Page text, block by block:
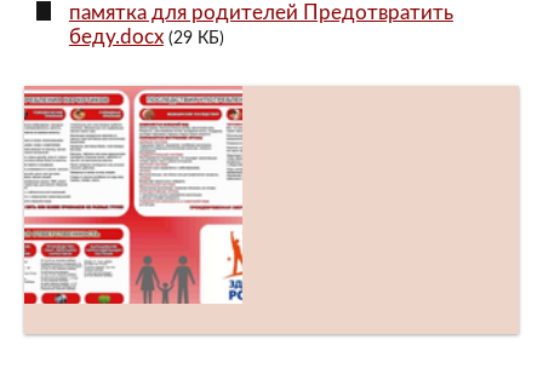
памятка для родителей Предотвратить
беду.docx (29 КБ)